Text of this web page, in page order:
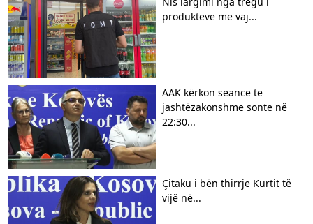
produkteve me vaj...
AAK kërkon seancë të
jashtëzakonshme sonte në
22:30...
Çitaku i bën thirrje Kurtit të
vijë në...